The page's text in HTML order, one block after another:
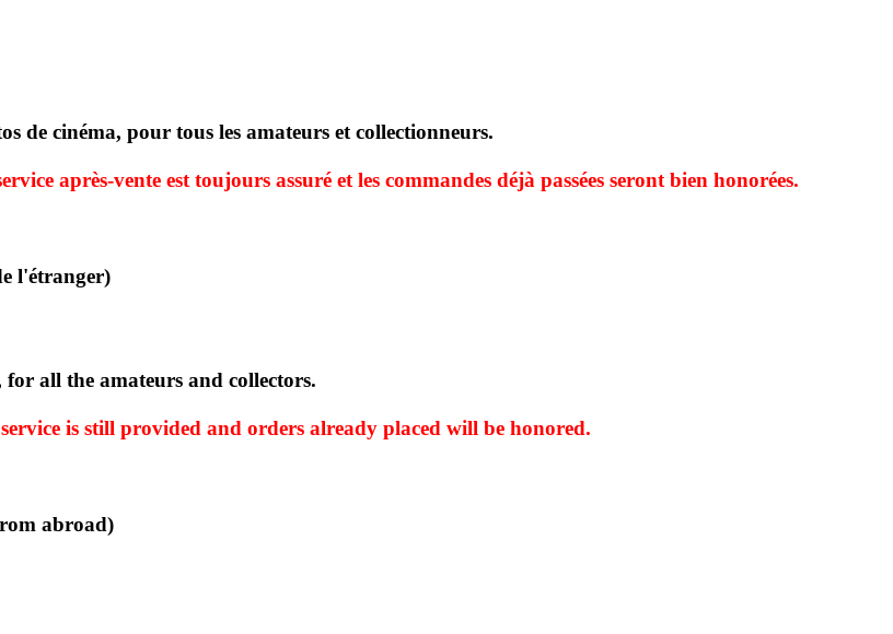
de cinéma, pour tous les amateurs et collectionneurs.
après-vente est toujours assuré et les commandes déjà passées seront bien honorées.
l'étranger)
for all the amateurs and collectors.
is still provided and orders already placed will be honored.
abroad)